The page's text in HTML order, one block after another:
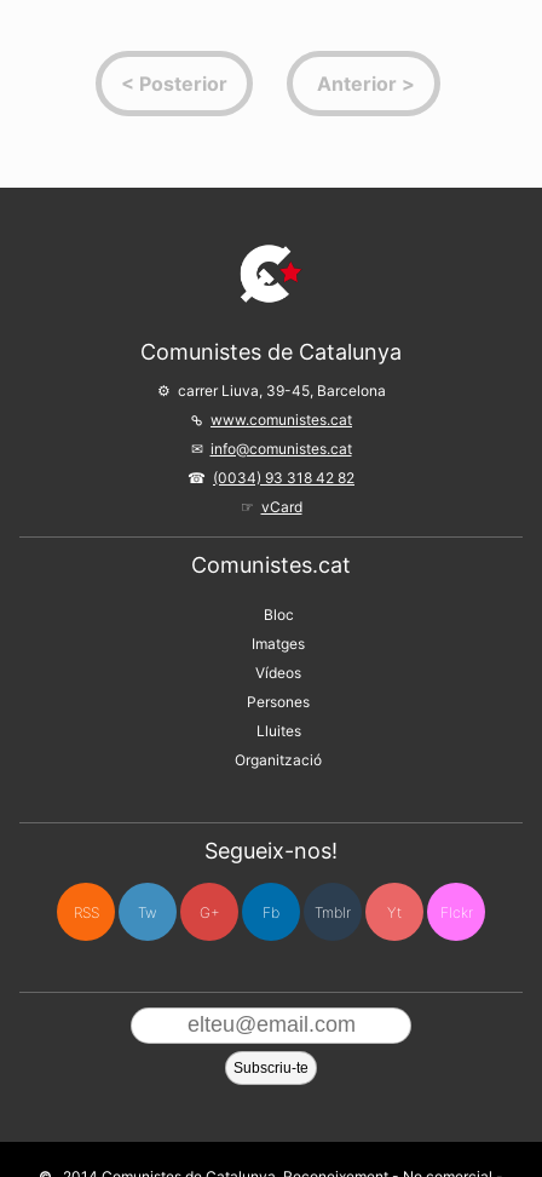
Comunistes de Catalunya
carrer Liuva, 39-45, Barcelona
www.comunistes.cat
info@comunistes.cat
(0034) 93 318 42 82
vCard
Comunistes.cat
Bloc
Imatges
Vídeos
Persones
Lluites
Organització
Segueix-nos!
RSS Tw G+ Fb Tmblr Yt Flckr